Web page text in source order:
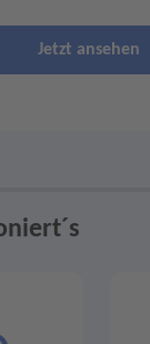
Jetzt ansehen